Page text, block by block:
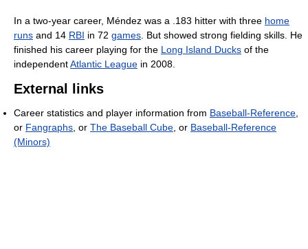
In a two-year career, Méndez was a .183 hitter with three home
runs and 14 RBI in 72 games . But showed strong fielding skills. He
finished his career playing for the Long Island Ducks of the
independentAtlantic League in 2008.
External links
Career statistics and player information from Baseball-Reference
or Fangraphs , or The Baseball Cube , or Baseball-Reference
(Minors)